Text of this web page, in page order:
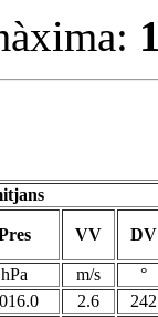
VV DV
hPa m/s
°
2.6
242